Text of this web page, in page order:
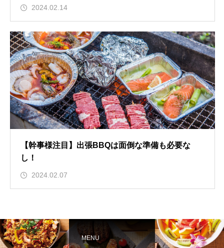
2024.02.14
【幹事様注目】出張BBQは面倒な準備も必要な
し！
2024.02.07
MENU